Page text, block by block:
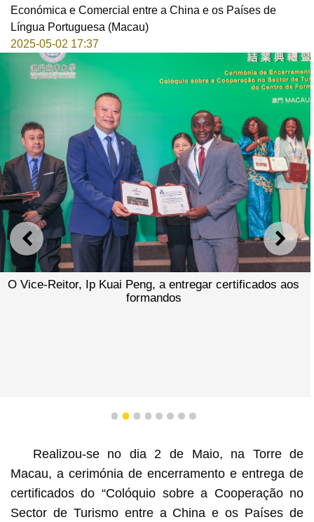
Económica e Comercial entre a China e os Países de
Língua Portuguesa (Macau)
2025-05-02 17:37
ANTERIOR
O Vice-Reitor, Ip Kuai Peng, a entregar certificados aos
formandos
1 2 3 4 5 6 7 8
Realizou-se no dia 2 de Maio, na Torre de
Macau, a cerimónia de encerramento e entrega de
certificados do “Colóquio sobre a Cooperação no
Sector de Turismo entre a China e os Países de